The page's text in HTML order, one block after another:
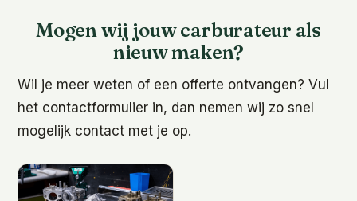
Mogen wij jouw carburateur als
nieuw maken?
Wil je meer weten of een offerte ontvangen? Vul
het contactformulier in, dan nemen wij zo snel
mogelijk contact met je op.